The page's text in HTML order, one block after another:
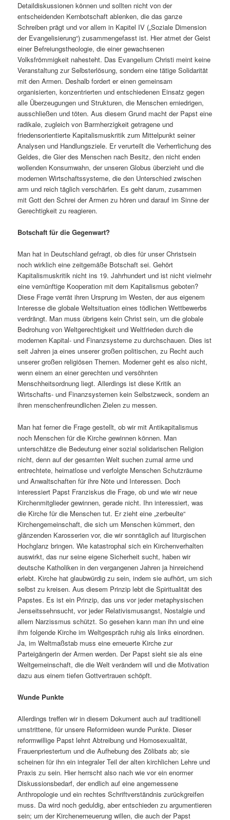
Detaildiskussionen können und sollten nicht von der
entscheidenden Kernbotschaft ablenken, die das ganze
Schreiben prägt und vor allem in Kapitel IV („Soziale Dimension
der Evangelisierung“) zusammengefasst ist. Hier atmet der Geist
einer Befreiungstheologie, die einer gewachsenen
Volksfrömmigkeit nahesteht. Das Evangelium Christi meint keine
Veranstaltung zur Selbsterlösung, sondern eine tätige Solidarität
mit den Armen. Deshalb fordert er einen gemeinsam
organisierten, konzentrierten und entschiedenen Einsatz gegen
alle Überzeugungen und Strukturen, die Menschen erniedrigen,
ausschließen und töten. Aus diesem Grund macht der Papst eine
radikale, zugleich von Barmherzigkeit getragene und
friedensorientierte Kapitalismuskritik zum Mittelpunkt seiner
Analysen und Handlungsziele. Er verurteilt die Verherrlichung des
Geldes, die Gier des Menschen nach Besitz, den nicht enden
wollenden Konsumwahn, der unseren Globus überzieht und die
modernen Wirtschaftssysteme, die den Unterschied zwischen
arm und reich täglich verschärfen. Es geht darum, zusammen
mit Gott den Schrei der Armen zu hören und darauf im Sinne der
Gerechtigkeit zu reagieren.
Botschaft für die Gegenwart?
Man hat in Deutschland gefragt, ob dies für unser Christsein
noch wirklich eine zeitgemäße Botschaft sei. Gehört
Kapitalismuskritik nicht ins 19. Jahrhundert und ist nicht vielmehr
eine vernünftige Kooperation mit dem Kapitalismus geboten?
Diese Frage verrät ihren Ursprung im Westen, der aus eigenem
Interesse die globale Weltsituation eines tödlichen Wettbewerbs
verdrängt. Man muss übrigens kein Christ sein, um die globale
Bedrohung von Weltgerechtigkeit und Weltfrieden durch die
modernen Kapital- und Finanzsysteme zu durchschauen. Dies ist
seit Jahren ja eines unserer großen politischen, zu Recht auch
unserer großen religiösen Themen. Moderner geht es also nicht,
wenn einem an einer gerechten und versöhnten
Menschheitsordnung liegt. Allerdings ist diese Kritik an
Wirtschafts- und Finanzsystemen kein Selbstzweck, sondern an
ihren menschenfreundlichen Zielen zu messen.
Man hat ferner die Frage gestellt, ob wir mit Antikapitalismus
noch Menschen für die Kirche gewinnen können. Man
unterschätze die Bedeutung einer sozial solidarischen Religion
nicht, denn auf der gesamten Welt suchen zumal arme und
entrechtete, heimatlose und verfolgte Menschen Schutzräume
und Anwaltschaften für ihre Nöte und Interessen. Doch
interessiert Papst Franziskus die Frage, ob und wie wir neue
Kirchenmitglieder gewinnen, gerade nicht. Ihn interessiert, was
die Kirche für die Menschen tut. Er zieht eine „zerbeulte“
Kirchengemeinschaft, die sich um Menschen kümmert, den
glänzenden Karosserien vor, die wir sonntäglich auf liturgischen
Hochglanz bringen. Wie katastrophal sich ein Kirchenverhalten
auswirkt, das nur seine eigene Sicherheit sucht, haben wir
deutsche Katholiken in den vergangenen Jahren ja hinreichend
erlebt. Kirche hat glaubwürdig zu sein, indem sie aufhört, um sich
selbst zu kreisen. Aus diesem Prinzip lebt die Spiritualität des
Papstes. Es ist ein Prinzip, das uns vor jeder metaphysischen
Jenseitssehnsucht, vor jeder Relativismusangst, Nostalgie und
allem Narzissmus schützt. So gesehen kann man ihn und eine
ihm folgende Kirche im Weltgespräch ruhig als links einordnen.
Ja, im Weltmaßstab muss eine erneuerte Kirche zur
Parteigängerin der Armen werden. Der Papst sieht sie als eine
Weltgemeinschaft, die die Welt verändern will und die Motivation
dazu aus einem tiefen Gottvertrauen schöpft.
Wunde Punkte
Allerdings treffen wir in diesem Dokument auch auf traditionell
umstrittene, für unsere Reformideen wunde Punkte. Dieser
reformwillige Papst lehnt Abtreibung und Homosexualität,
Frauenpriestertum und die Aufhebung des Zölibats ab; sie
scheinen für ihn ein integraler Teil der alten kirchlichen Lehre und
Praxis zu sein. Hier herrscht also nach wie vor ein enormer
Diskussionsbedarf, der endlich auf eine angemessene
Anthropologie und ein rechtes Schriftverständnis zurückgreifen
muss. Da wird noch geduldig, aber entschieden zu argumentieren
sein; um der Kirchenerneuerung willen, die auch der Papst